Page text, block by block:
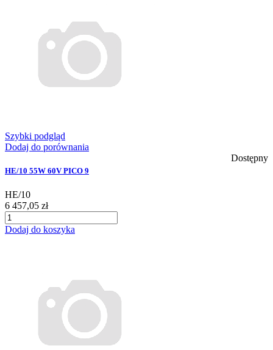
Szybki podgląd
Dodaj do porównania
Dostępny
HE/10 55W 60V PICO 9
HE/10
6 457,05 zł
Dodaj do koszyka